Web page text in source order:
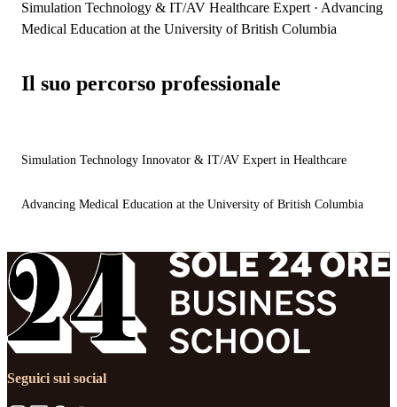
Simulation Technology & IT/AV Healthcare Expert · Advancing
Medical Education at the University of British Columbia
Il suo percorso professionale
Simulation Technology Innovator & IT/AV Expert in Healthcare
Advancing Medical Education at the University of British Columbia
Seguici sui social